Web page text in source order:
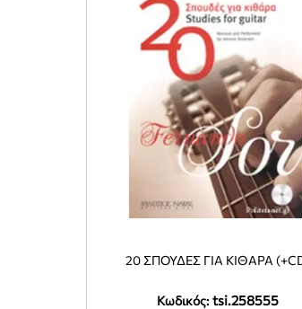
Κωδικός: tsi.258555
20 ΣΠΟΥΔΕΣ ΓΙΑ ΚΙΘΑΡΑ